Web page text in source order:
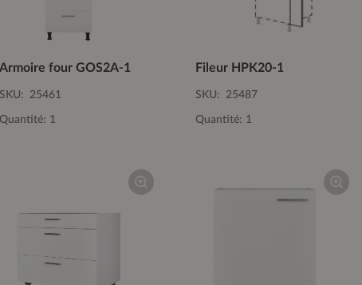
Armoire four GOS2A-1
SKU: 25461
Quantité: 1
Fileur HPK20-1
SKU: 25487
Quantité: 1